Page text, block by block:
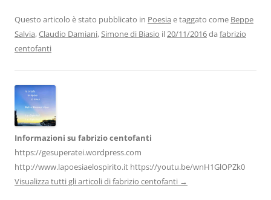
b
o
k
dI
n
A
p
a
m
vi
di
Questo articolo è stato pubblicato in Poesia e taggato come Beppe
Salvia,Claudio Damiani,Simone di Biasio il20/11/2016da fabrizio
centofanti
Informazioni su fabrizio centofanti
https://gesuperatei.wordpress.com
http://www.lapoesiaelospirito.it https://youtu.be/wnH1GlOPZk0
Visualizza tutti gli articoli di fabrizio centofanti →